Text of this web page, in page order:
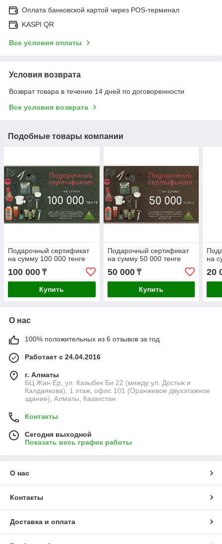
Оплата банковской картой через POS-терминал
KASPI QR
Все условия оплаты
Условия возврата
Возврат товара в течение 14 дней по договоренности
Все условия возврата
Подобные товары компании
Подарочный сертификат
на сумму 100 000 тенге
100 000 ₸
Купить
Подарочный сертификат
на сумму 50 000 тенге
50 000₸
Купить
на
20
О нас
100% положительных из 6 отзывов за год
Работает с 24.04.2016
г. Алматы
БЦ Жан Ер, ул. Казыбек Би 22 (между ул. Достык и
Калдаякова), 1 этаж, офис 101 (Оранжевое двухэтажное
здание), Алматы, Казахстан
Контакты
Сегодня выходной
Показать весь график работы
О нас
Контакты
Доставка и оплата